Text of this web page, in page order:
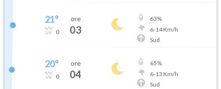
21°
0
ore
03
63%
6-14Km/h
Sud
20°
0
ore
04
65%
6-13 Km/h
Sud